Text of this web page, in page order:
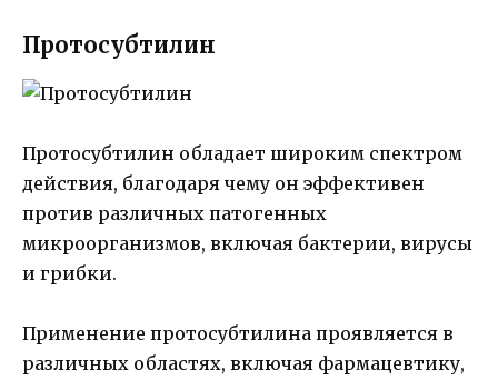
Протосубтилин
Протосубтилин обладает широким спектром
действия, благодаря чему он эффективен
против различных патогенных
микроорганизмов, включая бактерии, вирусы
и грибки.
Применение протосубтилина проявляется в
различных областях, включая фармацевтику,